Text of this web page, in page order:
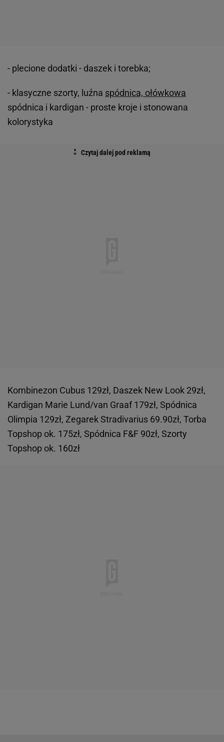
- plecione dodatki - daszek i torebka;
- klasyczne szorty, luźna spódnica, ołówkowa
spódnica i kardigan - proste kroje i stonowana
kolorystyka
Kombinezon Cubus 129zł, Daszek New Look 29zł,
Kardigan Marie Lund/van Graaf 179zł, Spódnica
Olimpia 129zł, Zegarek Stradivarius 69.90zł, Torba
Topshop ok. 175zł, Spódnica F&F 90zł, Szorty
Topshop ok. 160zł